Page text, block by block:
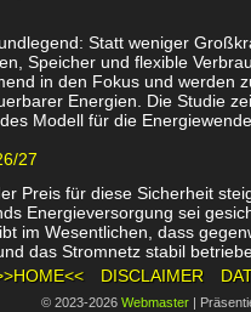
Statt weniger
Speicher und flexible
in den Fokus und werden
Energien. Die Studie
Modell für die
27
Preis für diese Sicherheit
Energieversorgung sei
im Wesentlichen, dass
das Stromnetz stabil
DISCLAIMER
© 2023-2026 Webmaster |